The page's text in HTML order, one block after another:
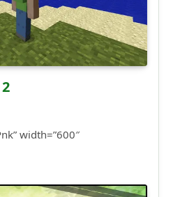
width=”600″